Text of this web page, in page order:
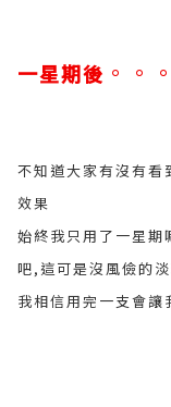
一星期後 。。。
不知道大家有沒有
效果
始終我只用了一星
吧,這可是沒風儉的
我相信用完一支會讓